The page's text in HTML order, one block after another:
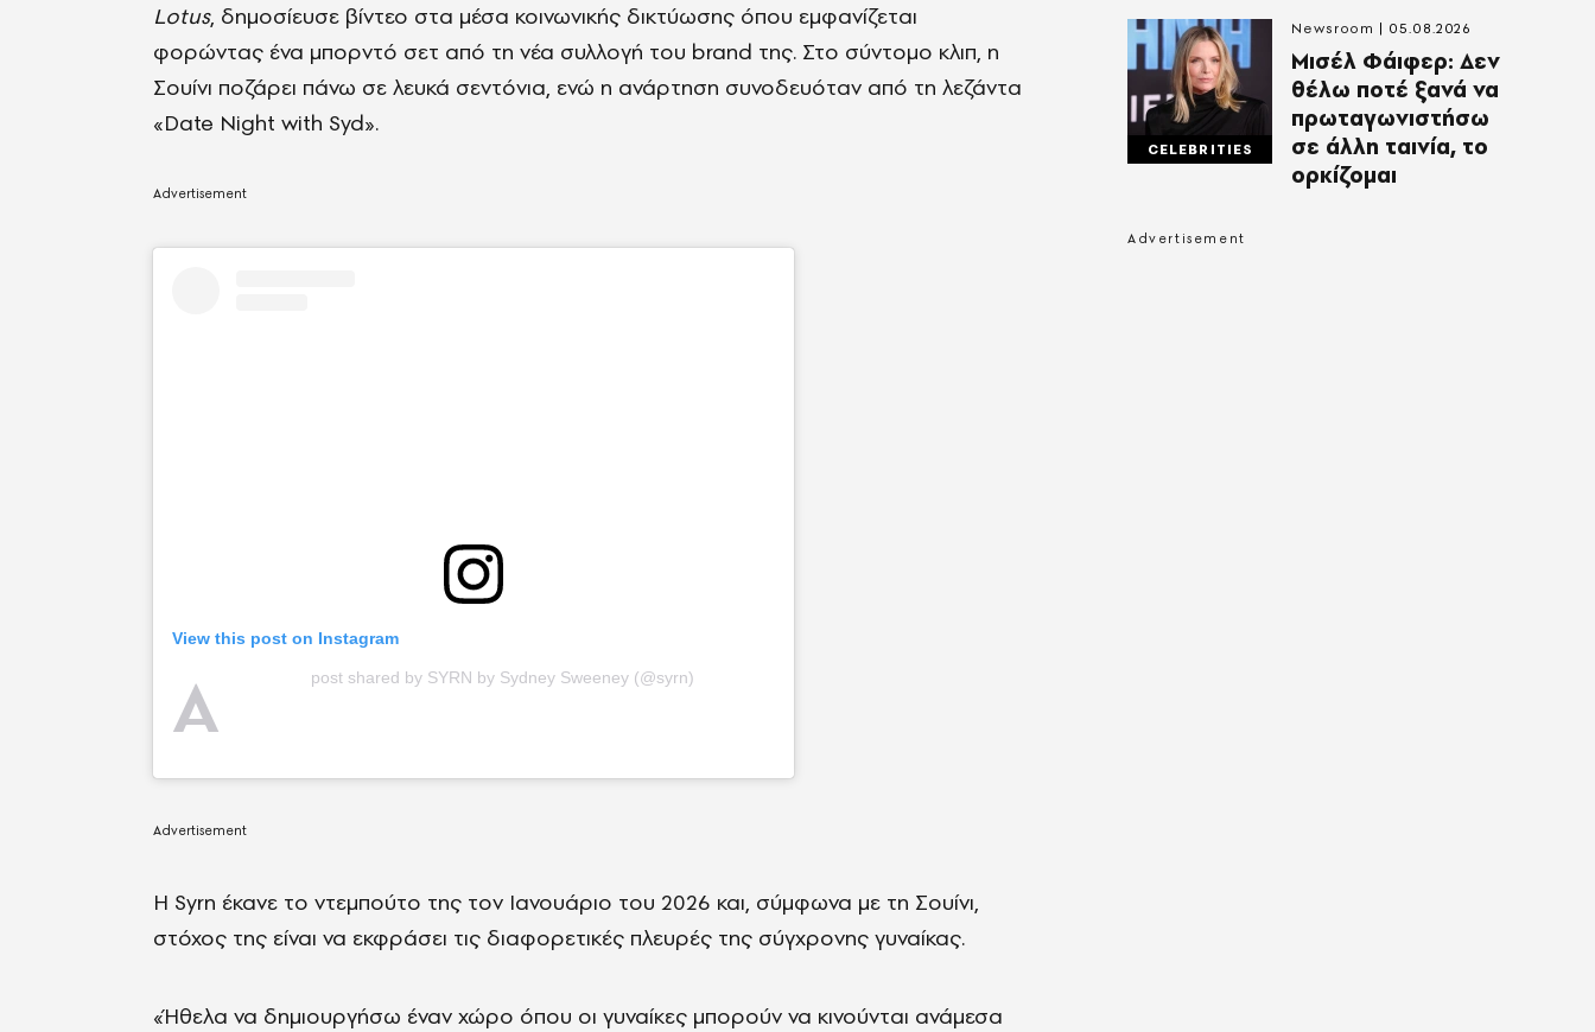
Lotus, δημοσίευσε βίντεο στα μέσα κοινωνικής δικτύωσης όπου εμφανίζεται
φορώντας ένα μπορντό σετ από τη νέα συλλογή του brand της. Στο σύντομο κλιπ, η
Σουίνι ποζάρει πάνω σε λευκά σεντόνια, ενώ η ανάρτηση συνοδευόταν από τη λεζάντα
«Date Night with Syd».
View this post on Instagram
A post shared by SYRN by Sydney Sweeney (@syrn)
Η Syrn έκανε το ντεμπούτο της τον Ιανουάριο του 2026 και, σύμφωνα με τη Σουίνι,
στόχος της είναι να εκφράσει τις διαφορετικές πλευρές της σύγχρονης γυναίκας.
«Ήθελα να δημιουργήσω έναν χώρο όπου οι γυναίκες μπορούν να κινούνται ανάμεσα
CELEBRITIES
Μισέλ Φάιφερ: Δεν
θέλω ποτέ ξανά να
πρωταγωνιστήσω
σε άλλη ταινία, το
ορκίζομαι
Newsroom 05.08.2026